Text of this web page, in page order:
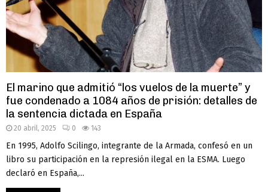
El marino que admitió “los vuelos de la muerte” y
fue condenado a 1084 años de prisión: detalles de
la sentencia dictada en España
20 abril, 2025 0 143
En 1995, Adolfo Scilingo, integrante de la Armada, confesó en un
libro su participación en la represión ilegal en la ESMA. Luego
declaró en España,...